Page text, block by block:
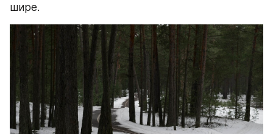
шире.